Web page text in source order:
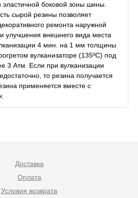
эластичной боковой зоны шины.
сырой резины позволяет
ремонта наружной
улучшения внешнего вида места
4 мин. на 1 мм толщины
вулканизаторе (135ºС) под
3 Атм. Если при вулканизации
то резина получается
применяется вместе с
Доставка
Оплата
Условия возврата